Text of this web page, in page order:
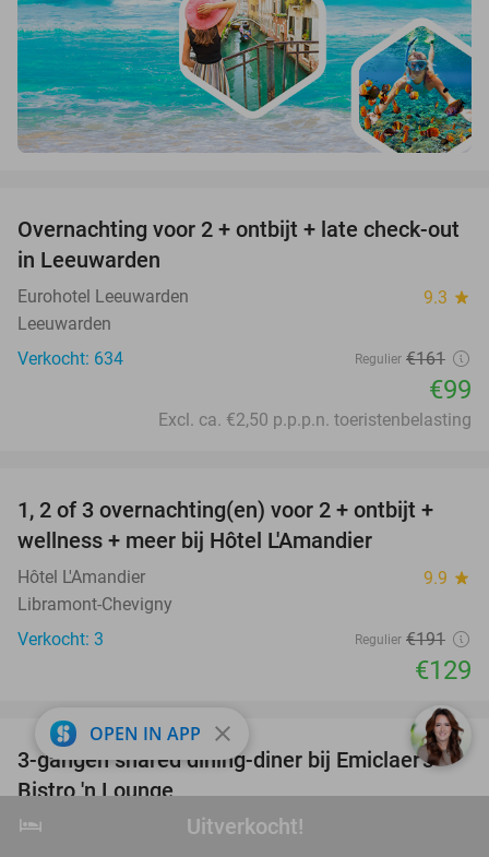
Uitverkocht!
hotel Uitverkocht!
39%
Overnachting voor 2 + ontbijt + late check-out
in Leeuwarden
Eurohotel Leeuwarden 9.3 star
Leeuwarden
Verkocht: 634
Regulier €161
€99
Excl. ca. €2,50 p.p.p.n. toeristenbelasting
32%
TODAY
1, 2 of 3 overnachting(en) voor 2 + ontbijt +
wellness + meer bij Hôtel L'Amandier
Hôtel L'Amandier 9.9 star
Libramont-Chevigny
Verkocht: 3
Regulier €191
€129
48%
favorite_border
3-gangen shared dining-diner bij Emiclaer's
Bistro 'n Lounge
Emiclaer´s Bistro ´n Lounge
OPEN IN APP close